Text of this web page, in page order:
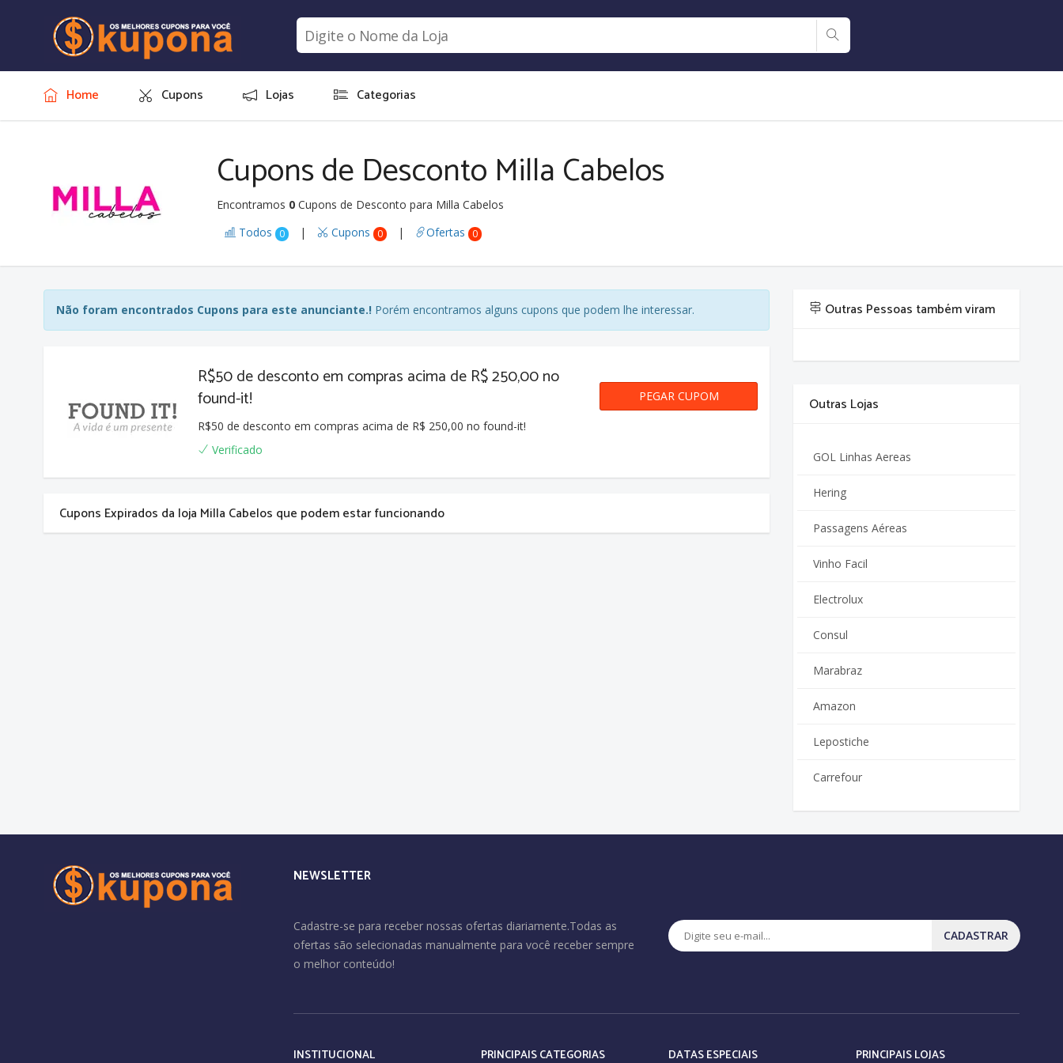
Home Cupons Lojas Categorias
Cupons de Desconto Milla Cabelos
Encontramos 0 Cupons de Desconto para Milla Cabelos
Todos
0 | Cupons 0 | Ofertas 0
Não foram encontrados Cupons para este anunciante.! Porém encontramos alguns cupons que podem lhe interessar.
R$50 de desconto em compras acima de R$ 250,00 no
found-it!
R$50 de desconto em compras acima de R$ 250,00 no found-it!
Verificado
50REAIS
PEGAR CUPOM
Cupons Expirados da loja Milla Cabelos que podem estar funcionando
Outras Pessoas também viram
Outras Lojas
GOL Linhas Aereas
Hering
Passagens Aéreas
Vinho Facil
Electrolux
Consul
Marabraz
Amazon
Lepostiche
Carrefour
NEWSLETTER
Cadastre-se para receber nossas ofertas diariamente.Todas as
ofertas são selecionadas manualmente para você receber sempre
o melhor conteúdo!
CADASTRAR
INSTITUCIONAL PRINCIPAIS CATEGORIAS DATAS ESPECIAIS PRINCIPAIS LOJAS